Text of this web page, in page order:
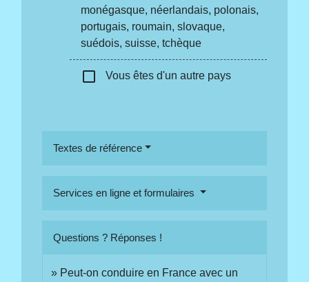
monégasque, néerlandais, polonais,
portugais, roumain, slovaque,
suédois, suisse, tchèque
check_box_outline_blank Vous êtes d'un autre pays
Textes de référence
Services en ligne et formulaires
Questions ? Réponses !
Peut-on conduire en France avec un